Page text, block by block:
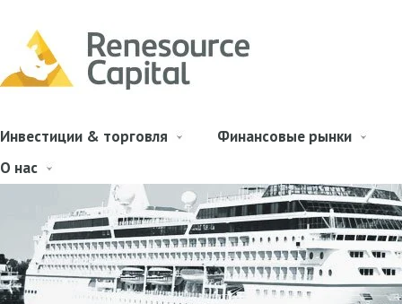
Инвестиции & торговля Финансовые рынки
О нас